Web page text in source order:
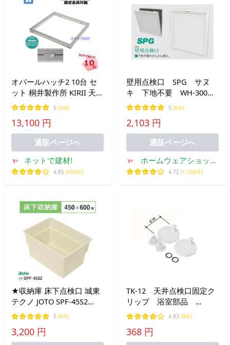
オパールハッチ2 10台 セ
ット 桐井製作所 KIRII 天井
点検口
5 (5件)
13,100 円
通販ページへ
ネットで建材!
4.85 (450件)
壁用点検口 SPG サヌ
キ 下地不要 WH-300
ボードなし【即日出荷品】
【店頭受渡可】
5 (6件)
2,103 円
通販ページへ
ホームウェアショップ
クギセイ
4.72 (1,103件)
★収納庫 床下点検口 城東
テクノ JOTO SPF-45S2
450×600用 366×516×278
mm
5 (5件)
3,200 円
TK-12 天井点検口固定ク
リップ 浴室部品
LIXIL(INAX)
4.83 (6件)
368 円